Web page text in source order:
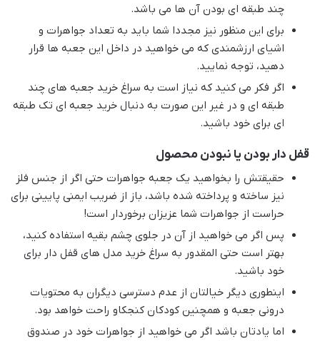
چند طبقه ای بودن آن ها می باشد.
برای این منظور نیز مجددا شما باید به تعداد جواهرات و
اشیای ارزشمندی که می خواهید در داخل این جعبه ها قرار
دهید، توجه نمایید.
اگر فکر می کنید که نیاز است به سراغ خرید جعبه های چند
طبقه ای و در غیر این صورت به دنبال خرید جعبه ای تک طبقه
ای برای خود باشید.
قفل دار بودن یا نبودن محصول
حقیقتش را بخواهید یک جعبه جواهرات حتی اگر از جنس فلز
نیز ساخته و پرداخته شده باشد، باز از ضریب ایمنی پایینی برای
حراست از جواهرات شما عزیزان برخوردار است!
پس اگر می خواهید از آن در جلوی چشم بقیه استفاده کنید،
بهتر است حتی المقدور به سراغ خرید مدل های قفل دار برای
خود باشید.
اینطوری دیگر خیالتان از عدم دسترسی دیگران به محتویات
درونی جعبه و همچنین کودکان کنجکاو راحت خواهد بود.
اما یادتان باشد اگر می خواهید از جواهرات خود در صندوق